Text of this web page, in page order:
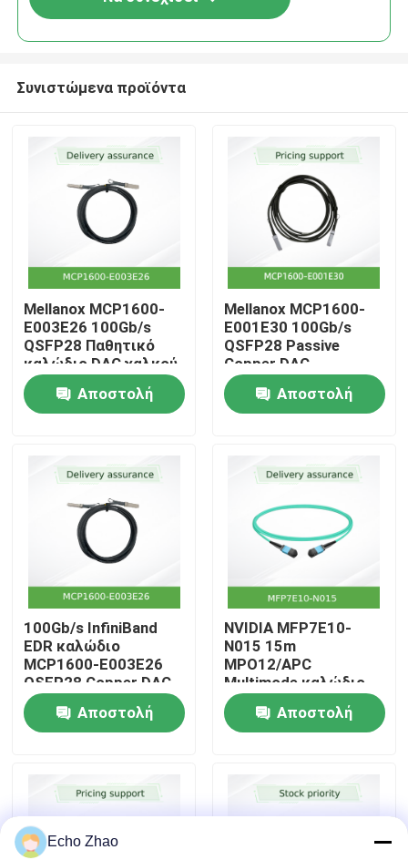
Αρχική
Προϊόντα
Σχετικά με εμάς
Ξενάγηση στο Εργοστάσιο
Έλεγχος Ποιότητας
Επικοινωνήστε μαζί μας
Ειδήσεις
Υποθέσεις
Ζητήστε μια προσφορά
Συνιστώμενα προϊόντα
Mellanox MCP1600-
E003E26 100Gb/s
QSFP28 Παθητικό
καλώδιο DAC χαλκού
3m, 26 AWG, EDR
InfiniBand, LSZH
Αποστολή
Mellanox MCP1600-
E001E30 100Gb/s
QSFP28 Passive
Copper DAC
Αποστολή
100Gb/s InfiniBand
EDR καλώδιο
MCP1600-E003E26
QSFP28 Copper DAC
για το Top-of-Rack
Αποστολή
NVIDIA MFP7E10-
N015 15m
MPO12/APC
Multimode καλώδιο
800G InfiniBand
Αποστολή
Echo Zhao